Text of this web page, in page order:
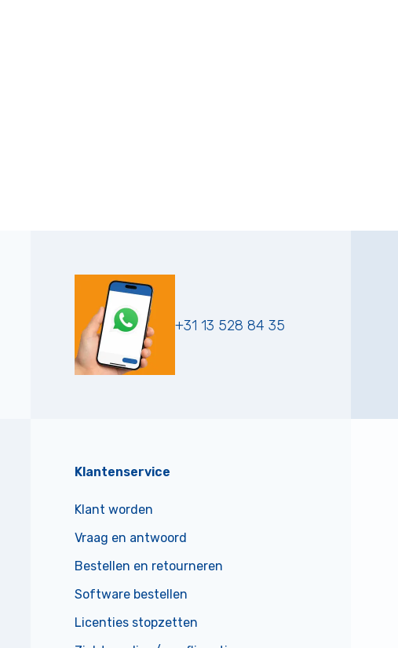
+31 13 528 84 35
Klantenservice
Klant worden
Vraag en antwoord
Bestellen en retourneren
Software bestellen
Licenties stopzetten